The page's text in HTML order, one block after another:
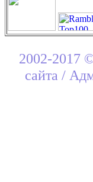
2002-2017
сайта /